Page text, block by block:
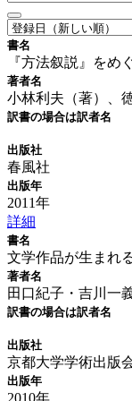
書名
『方法叙説』を
著者名
小林利夫（著）、
訳書の場合は訳者名
出版社
春風社
出版年
2011年
詳細
書名
文学作品が生まれ
著者名
田口紀子・吉川一
訳書の場合は訳者名
出版社
京都大学学術出版
出版年